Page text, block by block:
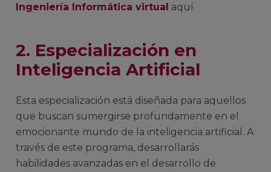
Ingeniería Informática virtual aquí.
2. Especialización en
Inteligencia Artificial
Esta especialización está diseñada para aquellos
que buscan sumergirse profundamente en el
emocionante mundo de la inteligencia artificial. A
través de este programa, desarrollarás
habilidades avanzadas en el desarrollo de